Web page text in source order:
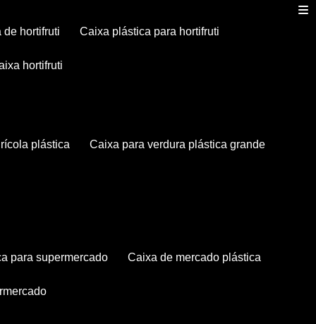
de hortifruti caixa plástica para hortifruti
hortifruti
plástica caixa para verdura plástica grande
para supermercado caixa de mercado plástica